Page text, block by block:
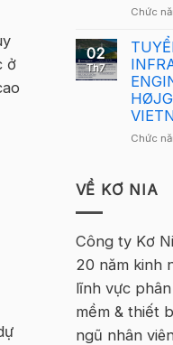
ở
Chức
02
Th7
Chức
VỀ KƠ NIA
Công ty Kơ
20 năm kinh
lĩnh vực
mềm & thiết
ngũ nhân